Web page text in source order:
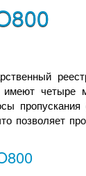
четыре
позволяет